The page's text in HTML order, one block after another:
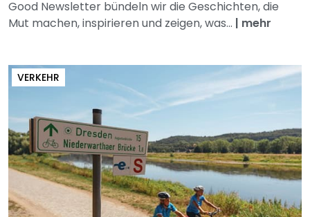
Good Newsletter bündeln wir die Geschichten, die
Mut machen, inspirieren und zeigen, was... | mehr
VERKEHR